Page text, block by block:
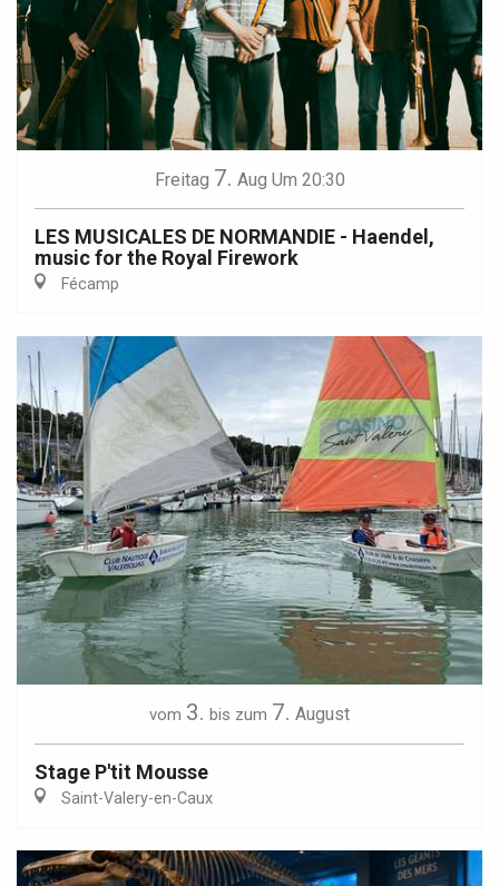
Freitag 7. Aug Um 20:30
LES MUSICALES DE NORMANDIE - Haendel,
music for the Royal Firework
Fécamp
vom 3. bis zum 7. August
Stage P'tit Mousse
Saint-Valery-en-Caux